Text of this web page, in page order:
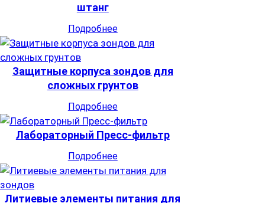
штанг
Подробнее
Защитные корпуса зондов для
сложных грунтов
Подробнее
Лабораторный Пресс-фильтр
Подробнее
Литиевые элементы питания для